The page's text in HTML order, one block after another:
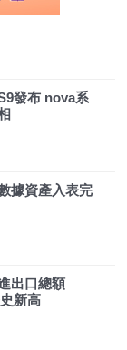
發布 nova系
據資產入表完
出口總額
新高